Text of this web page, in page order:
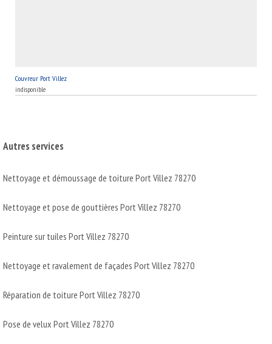
Couvreur Port Villez
indisponible
Autres services
Nettoyage et démoussage de toiture Port Villez 78270
Nettoyage et pose de gouttières Port Villez 78270
Peinture sur tuiles Port Villez 78270
Nettoyage et ravalement de façades Port Villez 78270
Réparation de toiture Port Villez 78270
Pose de velux Port Villez 78270